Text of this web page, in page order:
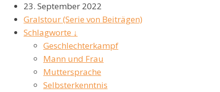
23. September 2022
Gralstour (Serie von Beiträgen)
Schlagworte ↓
Geschlechterkampf
Mann und Frau
Muttersprache
Selbsterkenntnis